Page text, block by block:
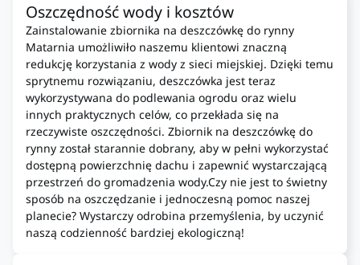
Oszczędność wody i kosztów
Zainstalowanie zbiornika na deszczówkę do rynny
Matarnia umożliwiło naszemu klientowi znaczną
redukcję korzystania z wody z sieci miejskiej. Dzięki temu
sprytnemu rozwiązaniu, deszczówka jest teraz
wykorzystywana do podlewania ogrodu oraz wielu
innych praktycznych celów, co przekłada się na
rzeczywiste oszczędności. Zbiornik na deszczówkę do
rynny został starannie dobrany, aby w pełni wykorzystać
dostępną powierzchnię dachu i zapewnić wystarczającą
przestrzeń do gromadzenia wody.Czy nie jest to świetny
sposób na oszczędzanie i jednoczesną pomoc naszej
planecie? Wystarczy odrobina przemyślenia, by uczynić
naszą codzienność bardziej ekologiczną!